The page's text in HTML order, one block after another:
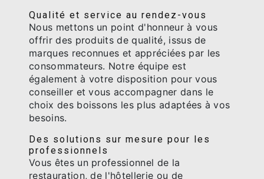
Qualité et service au rendez-vous
Nous mettons un point d'honneur à vous
offrir des produits de qualité, issus de
marques reconnues et appréciées par les
consommateurs. Notre équipe est
également à votre disposition pour vous
conseiller et vous accompagner dans le
choix des boissons les plus adaptées à vos
besoins.
Des solutions sur mesure pour les
professionnels
Vous êtes un professionnel de la
restauration, de l'hôtellerie ou de